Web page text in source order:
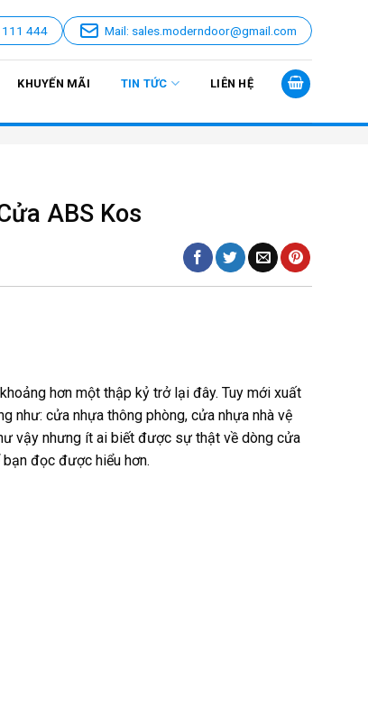
111 444 Mail: sales.moderndoor@gmail.com
KHUYẾN MÃI TIN TỨC LIÊN HỆ
ABS Kos
hơn một thập kỷ trở lại đây. Tuy mới xuất
như: cửa nhựa thông phòng, cửa nhựa nhà vệ
vậy nhưng ít ai biết được sự thật về dòng cửa
đọc được hiểu hơn.